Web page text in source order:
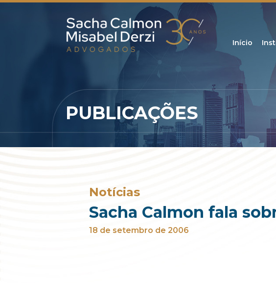
Início
PUBLICAÇÕES
Notícias
Sacha Calmon fala
18 de setembro de 2006